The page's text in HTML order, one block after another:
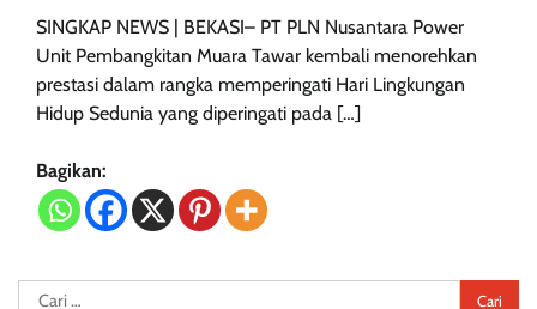
SINGKAP NEWS | BEKASI– PT PLN Nusantara Power
Unit Pembangkitan Muara Tawar kembali menorehkan
prestasi dalam rangka memperingati Hari Lingkungan
Hidup Sedunia yang diperingati pada […]
Bagikan:
Cari